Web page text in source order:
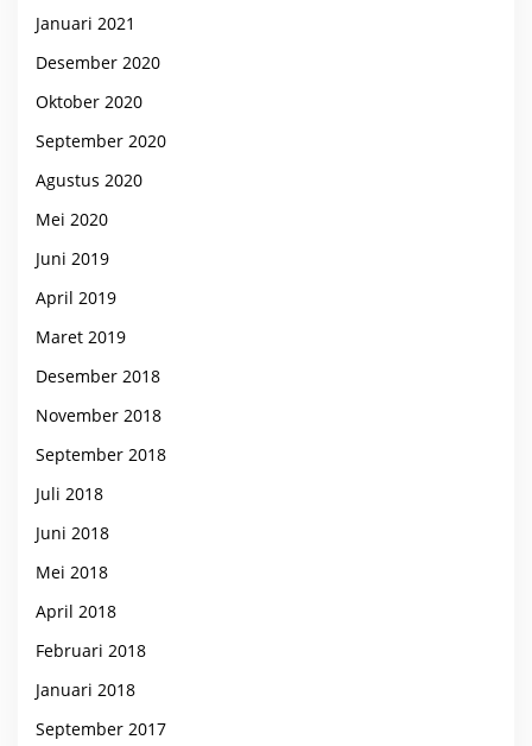
Januari 2021
Desember 2020
Oktober 2020
September 2020
Agustus 2020
Mei 2020
Juni 2019
April 2019
Maret 2019
Desember 2018
November 2018
September 2018
Juli 2018
Juni 2018
Mei 2018
April 2018
Februari 2018
Januari 2018
September 2017